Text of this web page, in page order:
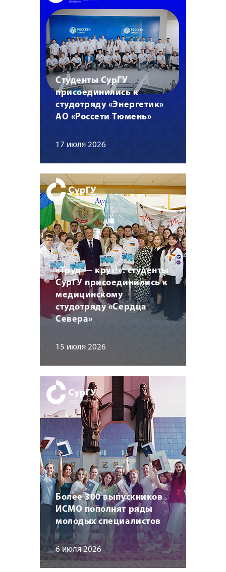
Студенты СурГУ
присоединились к
студотряду «Энергетик»
АО «Россети Тюмень»
17 июля 2026
«Труд — крут!»: студенты
СурГУ присоединились к
медицинскому
студотряду «Сердца
Севера»
15 июля 2026
Более 300 выпускников
ИСМО пополнят ряды
молодых специалистов
6 июля 2026